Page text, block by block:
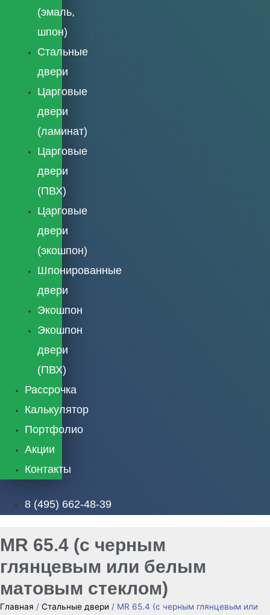
(эмаль,
шпон)
Стальные
двери
Царговые
двери
(ламинат)
Царговые
двери
(ПВХ)
Царговые
двери
(экошпон)
Шпонированные
двери
Экошпон
Экошпон
двери
(ПВХ)
Рассрочка
Калькулятор
Портфолио
Акции
Контакты
8 (495) 662-48-39
MR 65.4 (с черным
глянцевым или белым
матовым стеклом)
Главная / Стальные двери / MR 65.4 (с черным глянцевым или